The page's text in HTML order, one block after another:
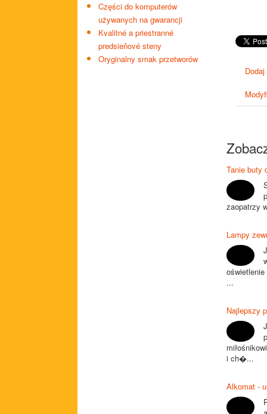
Części do komputerów
używanych na gwarancji
Kvalitné a priestranné
predsieňové steny
Oryginalny smak przetworów
Tanie buty
zaopatrzy
Lampy
...
Najlepszy
i ch�...
Alkomat -